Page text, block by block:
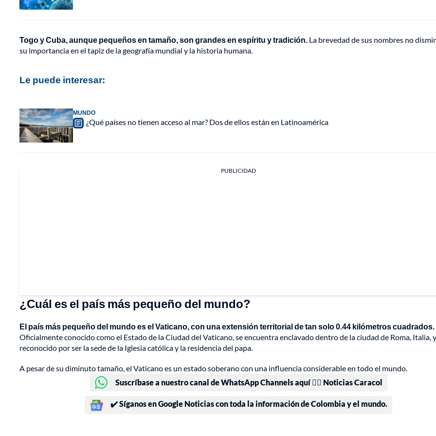
Togo y Cuba, aunque pequeños en tamaño, son grandes en espíritu y tradición. La brevedad de sus nombres no
su importancia en el tapiz de la geografía mundial y la historia humana.
Le puede interesar:
MUNDO
¿Qué países no tienen acceso al mar? Dos de ellos están en Latinoamérica
PUBLICIDAD
¿Cuál es el país más pequeño del mundo?
El país más pequeño del mundo es el Vaticano, con una extensión territorial de tan solo 0.44 kilómetros cuadrados.
Oficialmente conocido como el Estado de la Ciudad del Vaticano, se encuentra enclavado dentro de la ciudad de Roma, Italia,
reconocido por ser la sede de la Iglesia católica y la residencia del papa.
A pesar de su diminuto tamaño, el Vaticano es un estado soberano con una influencia considerable en todo el mundo.
Suscríbase a nuestro canal de WhatsApp Channels aquí 👉🏻 Noticias Caracol
✔️ Síganos en Google Noticias con toda la información de Colombia y el mundo.